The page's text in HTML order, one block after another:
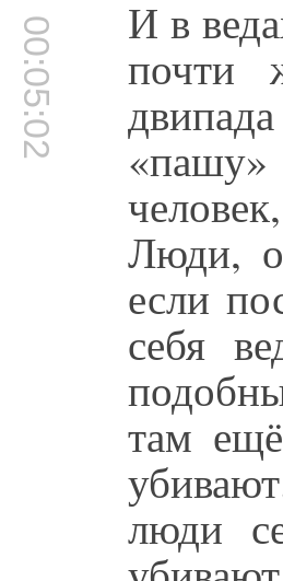
00:05:02 И в
почти
Люди,
если
себя
там
люди